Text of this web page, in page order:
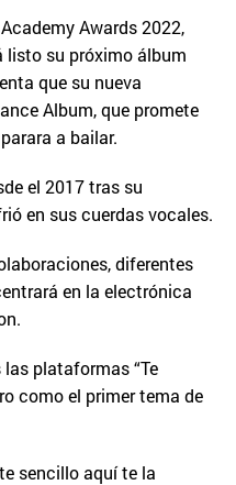
Awards 2022,
listo su próximo álbum
que su nueva
Album, que promete
a bailar.
el 2017 tras su
en sus cuerdas vocales.
diferentes
en la electrónica
plataformas “Te
como el primer tema de
sencillo aquí te la